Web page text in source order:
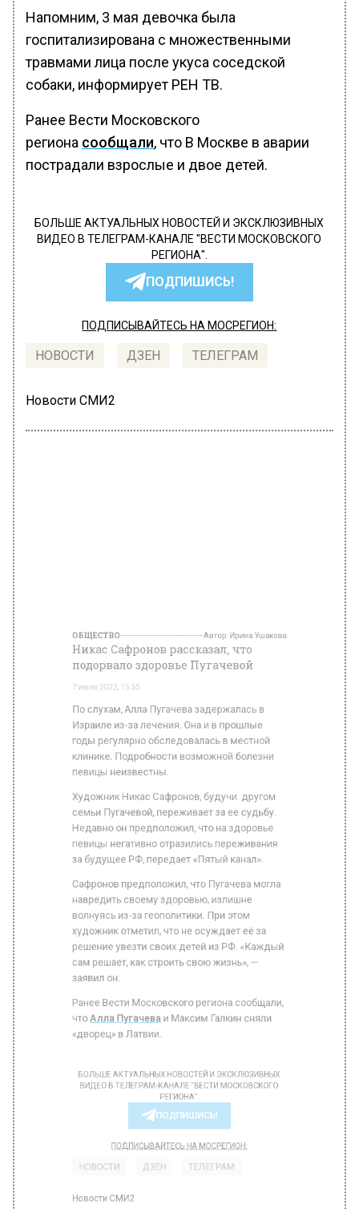
Напомним, 3 мая девочка была
госпитализирована с множественными
травмами лица после укуса соседской
собаки, информирует РЕН ТВ.
Ранее Вести Московского
региона сообщали, что В Москве в аварии
пострадали взрослые и двое детей.
БОЛЬШЕ АКТУАЛЬНЫХ НОВОСТЕЙ И ЭКСКЛЮЗИВНЫХ
ВИДЕО В ТЕЛЕГРАМ-КАНАЛЕ "ВЕСТИ МОСКОВСКОГО
РЕГИОНА".
ПОДПИШИСЬ!
ПОДПИСЫВАЙТЕСЬ НА МОСРЕГИОН:
НОВОСТИ ДЗЕН ТЕЛЕГРАМ
Новости СМИ2
По слухам, Алла Пугачева задержалась в
Израиле из-за лечения. Она и в прошлые
годы регулярно обследовалась в местной
клинике. Подробности возможной болезни
певицы неизвестны.
Художник Никас Сафронов, будучи другом
семьи Пугачевой, переживает за ее судьбу.
Недавно он предположил, что на здоровье
певицы негативно отразились переживания
за будущее РФ, передает «Пятый канал».
Сафронов предположил, что Пугачева могла
навредить своему здоровью, излишне
волнуясь из-за геополитики. При этом
художник отметил, что не осуждает её за
решение увезти своих детей из РФ. «Каждый
сам решает, как строить свою жизнь», —
заявил он.
Ранее Вести Московского региона сообщали,
Алла Пугачеваи Максим Галкин сняли
«дворец» в Латвии.
БОЛЬШЕ АКТУАЛЬНЫХ НОВОСТЕЙ И ЭКСКЛЮЗИВНЫХ
ВИДЕО В ТЕЛЕГРАМ-КАНАЛЕ "ВЕСТИ МОСКОВСКОГО
РЕГИОНА".
ПОДПИШИСЬ!